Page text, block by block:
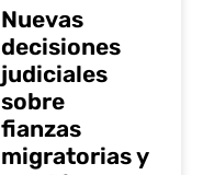
Nuevas
decisiones
judiciales
sobre
fianzas
migratorias y